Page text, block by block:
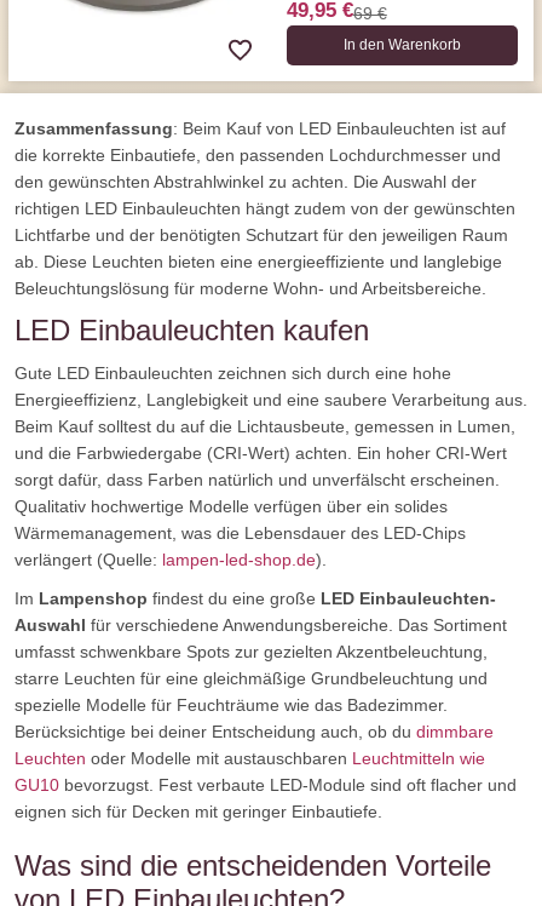
49,95 €69 €
In den Warenkorb
Zusammenfassung: Beim Kauf von LED Einbauleuchten ist auf
die korrekte Einbautiefe, den passenden Lochdurchmesser und
den gewünschten Abstrahlwinkel zu achten. Die Auswahl der
richtigen LED Einbauleuchten hängt zudem von der gewünschten
Lichtfarbe und der benötigten Schutzart für den jeweiligen Raum
ab. Diese Leuchten bieten eine energieeffiziente und langlebige
Beleuchtungslösung für moderne Wohn- und Arbeitsbereiche.
LED Einbauleuchten kaufen
Gute LED Einbauleuchten zeichnen sich durch eine hohe
Energieeffizienz, Langlebigkeit und eine saubere Verarbeitung aus.
Beim Kauf solltest du auf die Lichtausbeute, gemessen in Lumen,
und die Farbwiedergabe (CRI-Wert) achten. Ein hoher CRI-Wert
sorgt dafür, dass Farben natürlich und unverfälscht erscheinen.
Qualitativ hochwertige Modelle verfügen über ein solides
Wärmemanagement, was die Lebensdauer des LED-Chips
verlängert (Quelle: lampen-led-shop.de).
Im Lampenshop findest du eine große LED Einbauleuchten-
Auswahl für verschiedene Anwendungsbereiche. Das Sortiment
umfasst schwenkbare Spots zur gezielten Akzentbeleuchtung,
starre Leuchten für eine gleichmäßige Grundbeleuchtung und
spezielle Modelle für Feuchträume wie das Badezimmer.
Berücksichtige bei deiner Entscheidung auch, ob du dimmbare
Leuchten oder Modelle mit austauschbaren Leuchtmitteln wie
GU10 bevorzugst. Fest verbaute LED-Module sind oft flacher und
eignen sich für Decken mit geringer Einbautiefe.
Was sind die entscheidenden Vorteile
von LED Einbauleuchten?